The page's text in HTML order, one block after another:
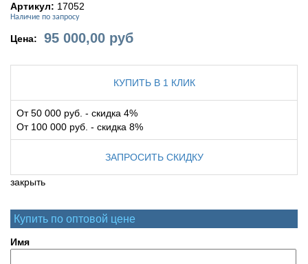
Артикул: 17052
Наличие по запросу
Цена: 95 000,00 руб
КУПИТЬ В 1 КЛИК
От 50 000 руб. - скидка 4%
От 100 000 руб. - скидка 8%
ЗАПРОСИТЬ СКИДКУ
закрыть
Купить по оптовой цене
Имя